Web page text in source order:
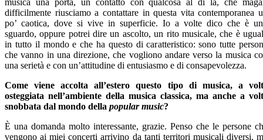
difficilmente riusciamo a contattare in questa vita contemporanea
po’ caotica, dove si vive in superficie. Io a volte dico che è
sguardo, oppure potrei dire un ascolto, un rito musicale, che è
in tutto il mondo e che ha questo di caratteristico: sono tutte
che vanno in una direzione, che vogliono andare verso la musica
una serietà e con un’attitudine di entusiasmo e di consapevolezza.
Come viene accolta all’estero questo tipo di musica, a
osteggiata nell’ambiente della musica classica, ma anche a
snobbata dal mondo della popular music?
È una domanda molto interessante, grazie. Penso che le persone
vengono ai miei concerti arrivino da tanti territori musicali diversi,